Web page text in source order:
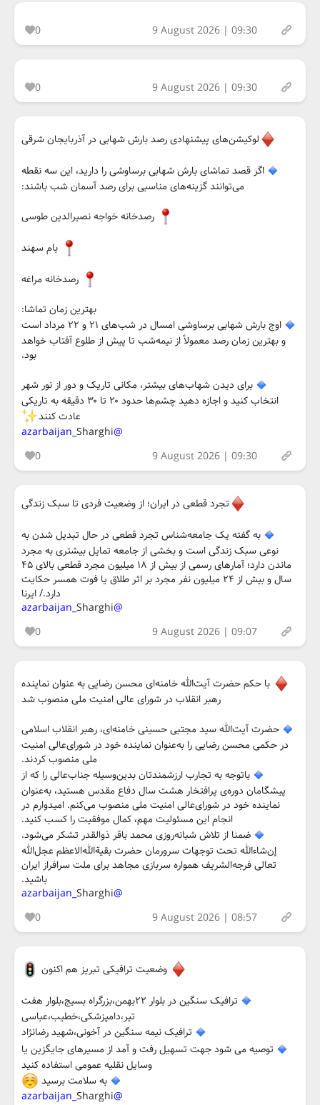
0 9 August 2026 | 09:30
0 9 August 2026 | 09:30
لوکیشن‌های پیشنهادی رصد بارش شهابی در آذربایجان شرقی
اگر قصد تماشای بارش شهابی برساوشی را دارید، این سه نقطه
می‌توانند گزینه‌های مناسبی برای رصد آسمان شب باشند:
رصدخانه خواجه نصیرالدین طوسی
بام سهند
رصدخانه مراغه
بهترین زمان تماشا:
اوج بارش شهابی برساوشی امسال در شب‌های ۲۱ و ۲۲ مرداد است
و بهترین زمان رصد معمولاً از نیمه‌شب تا پیش از طلوع آفتاب خواهد
بود.
برای دیدن شهاب‌های بیشتر، مکانی تاریک و دور از نور شهر
انتخاب کنید و اجازه دهید چشم‌ها حدود ۲۰ تا ۳۰ دقیقه به تاریکی
عادت کنند
@azarbaijan_
Sharghi
0
9 August 2026 | 09:30
تجرد قطعی در ایران؛ از وضعیت فردی تا سبک زندگی
به گفته یک جامعه‌شناس تجرد قطعی در حال تبدیل شدن به
نوعی سبک زندگی است و بخشی از جامعه تمایل بیشتری به مجرد
ماندن دارد؛ آمارهای رسمی از بیش از ۱۸ میلیون مجرد قطعی بالای ۴۵
سال و بیش از ۲۴ میلیون نفر مجرد بر اثر طلاق یا فوت همسر حکایت
دارد./ ایرنا
@azarbaijan_
Sharghi
0
9 August 2026 | 09:07
با حکم حضرت آیت‌الله خامنه‌ای محسن رضایی به عنوان نماینده
رهبر انقلاب در شورای عالی امنیت ملی منصوب شد
حضرت آیت‌الله سید مجتبی حسینی خامنه‌ای، رهبر انقلاب اسلامی
در حکمی محسن رضایی را به‌عنوان نماینده خود در شورای‌عالی امنیت
ملی منصوب کردند.
باتوجه به تجارب ارزشمندتان بدین‌وسیله جناب‌عالی را که از
پیشگامان دوره‌ی پرافتخار هشت سال دفاع مقدس هستید، به‌عنوان
نماینده خود در شورای‌عالی امنیت ملی منصوب می‌کنم. امیدوارم در
انجام این مسئولیت مهم، کمال موفقیت را کسب کنید.
ضمنا از تلاش شبانه‌روزی محمد باقر ذوالقدر تشکر می‌شود.
إن‌شاء‌الله تحت توجهات سرورمان حضرت بقیة‌الله‌الاعظم عجل‌الله
تعالی فرجه‌الشریف همواره سربازی مجاهد برای ملت سرافراز ایران
باشید.
@azarbaijan_
Sharghi
0
9 August 2026 | 08:57
وضعیت ترافیکی تبریز هم اکنون
ترافیک سنگین در بلوار ۲۲بهمن،بزرگراه بسیج،بلوار هفت
تیر،دامپزشکی،خطیب،عباسی
ترافیک نیمه سنگین در آخونی،شهید رضانژاد
توصیه می شود جهت تسهیل رفت و آمد از مسیرهای جایگزین یا
وسایل نقلیه عمومی استفاده کنید
به سلامت برسید
@azarbaijan_
Sharghi